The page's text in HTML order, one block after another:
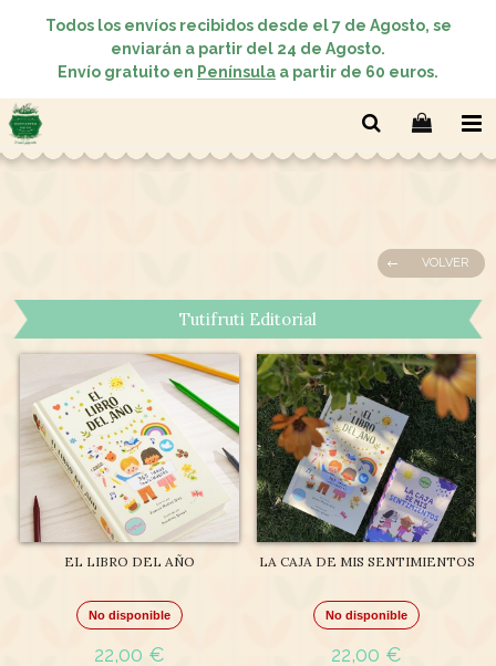
Todos los envíos recibidos desde el 7 de Agosto, se
enviarán a partir del 24 de Agosto.
Envío gratuito en Península a partir de 60 euros.
VOLVER
Tutifruti Editorial
EL LIBRO DEL AÑO
No disponible
22,00 €
LA CAJA DE MIS SENTIMIENTOS
No disponible
22,00 €